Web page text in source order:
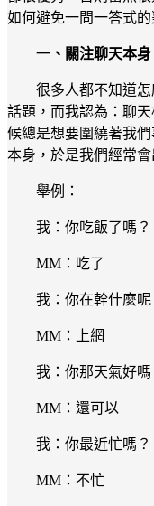
如何避免一問一答式的
一、關注聊天本
很多人都不知道
話題，而我認為：聊
候總是想要圍繞著我
本身，於是我們經常會
舉例：
我：你吃飯了嗎？
MM：吃了
我：你在幹什麼呢
MM：上網
我：你那天氣好嗎
MM：還可以
我：你最近忙嗎？
MM：不忙